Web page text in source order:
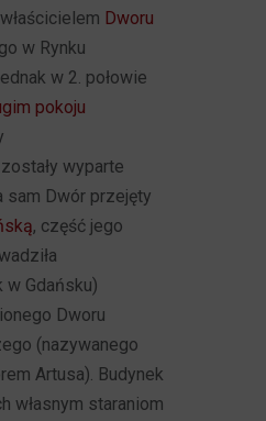
Dworu
w Rynku
w 2. połowie
pokoju
wyparte
sam Dwór przejęty
, część jego
w Gdańsku)
Dworu
(nazywanego
Artusa). Budynek
własnym staraniom